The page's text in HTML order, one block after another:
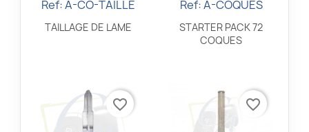
Aperçu rapide
Ref: A-CO-TAILLE
TAILLAGE DE LAME
Aperçu rapide
Ref: A-COQUES
STARTER PACK 72
COQUES
favorite_border favorite_border